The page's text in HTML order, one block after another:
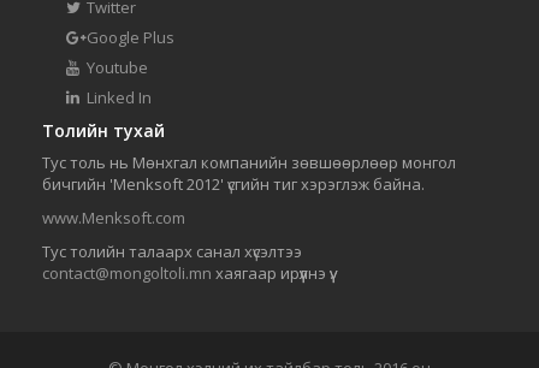
Twitter
Google Plus
Youtube
Linked In
Толийн тухай
Тус толь нь Мөнхгал компанийн зөвшөөрлөөр монгол
бичгийн 'Menksoft 2012' үсгийн тиг хэрэглэж байна.
www.Menksoft.com
Тус толийн талаарх санал хүсэлтээ
contact@mongoltoli.mn хаягаар ирүүлнэ үү.